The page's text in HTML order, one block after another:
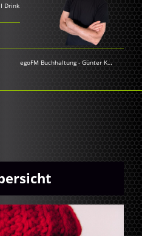
Drink
egoFM Buchhaltung-Günter Keil